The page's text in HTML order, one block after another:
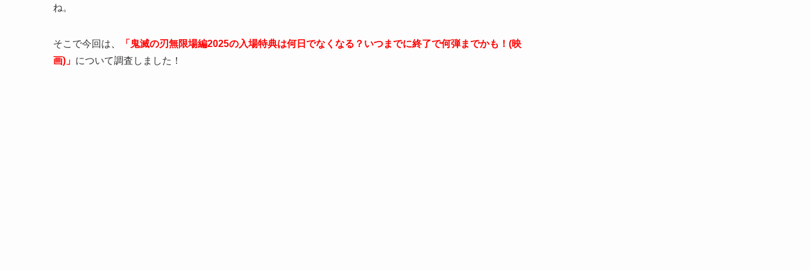
ね。
そこで今回は 「 鬼滅の刃無限場編2025の入場特典は何日でなくなる？いつまでに終了で何弾までかも！(映
画)」 について調査しました！